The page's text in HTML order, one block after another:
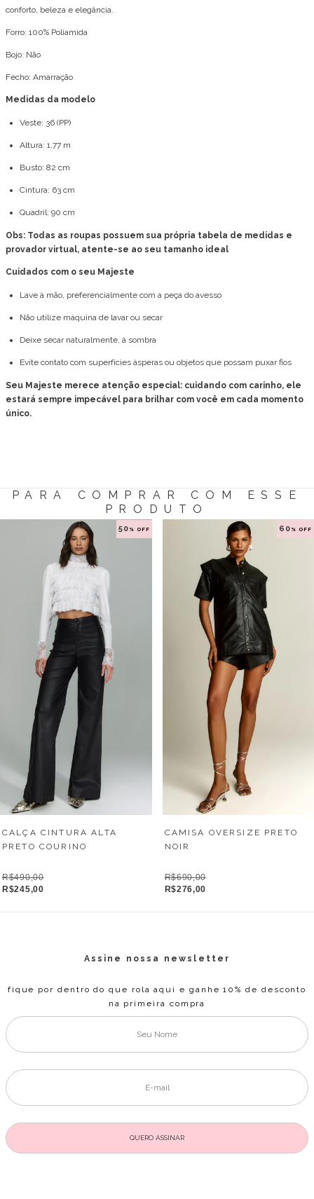
conforto, beleza e elegância.
Forro: 100% Poliamida
Bojo: Não
Fecho: Amarração
Medidas da modelo
Veste: 36 (PP)
Altura: 1,77 m
Busto: 82 cm
Cintura: 63 cm
Quadril: 90 cm
Obs: Todas as roupas possuem sua própria tabela de medidas e
provador virtual, atente-se ao seu tamanho ideal
Cuidados com o seu Majeste
Lave à mão, preferencialmente com a peça do avesso
Não utilize máquina de lavar ou secar
Deixe secar naturalmente, à sombra
Evite contato com superfícies ásperas ou objetos que possam puxar fios
Seu Majeste merece atenção especial: cuidando com carinho, ele
estará sempre impecável para brilhar com você em cada momento
único.
PARA COMPRAR COM ESSE
PRODUTO
50 % OFF
CALÇA CINTURA ALTA
PRETO COURINO
R$490,00
R$245,00
60 % OFF
CAMISA OVERSIZE PRETO
NOIR
R$690,00
R$276,00
Assine nossa newsletter
fique por dentro do que rola aqui e ganhe 10% de desconto
na primeira compra